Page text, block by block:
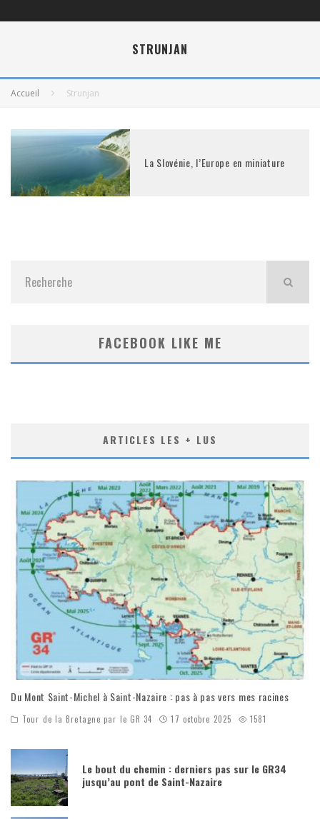
STRUNJAN
Accueil Strunjan
La Slovénie, l’Europe en miniature
FACEBOOK LIKE ME
ARTICLES LES + LUS
Du Mont Saint-Michel à Saint-Nazaire : pas à pas vers mes racines
Tour de la Bretagne par le GR 34 17 octobre 2025 1581
Le bout du chemin : derniers pas sur le GR34
jusqu’au pont de Saint-Nazaire